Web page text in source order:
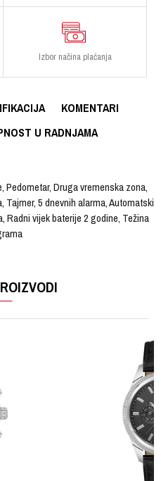
Izbor načina plaćanja
KOMENTARI
U RADNJAMA
Pedometar, Druga vremenska zona,
5 dnevnih alarma, Automatski
Radni vijek baterije 2 godine, Težina
Ručni sat